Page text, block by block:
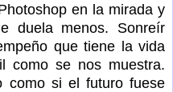
en la mirada y
duela menos. Sonreír
que tiene la vida
como se nos muestra.
como si el futuro fuese